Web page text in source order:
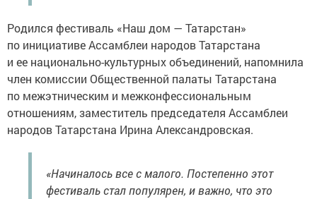
Родился фестиваль «Наш дом — Татарстан»
по инициативе Ассамблеи народов Татарстана
и ее национально-культурных объединений, напомнила
член комиссии Общественной палаты Татарстана
по межэтническим и межконфессиональным
отношениям, заместитель председателя Ассамблеи
народов Татарстана Ирина Александровская.
«Начиналось все с малого. Постепенно этот
фестиваль стал популярен, и важно, что это